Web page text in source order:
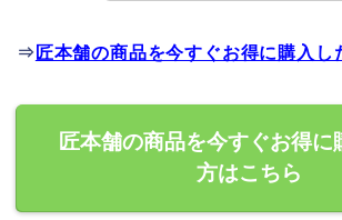
⇒ 匠本舗の商品を今すぐお得に購入し
匠本舗の商品を今すぐお得に
方はこちら